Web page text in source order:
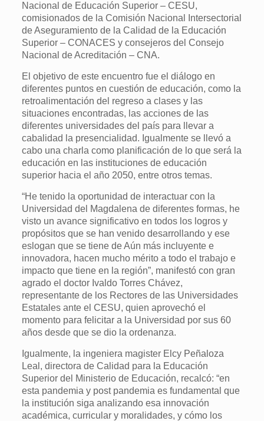
Nacional de Educación Superior – CESU,
comisionados de la Comisión Nacional Intersectorial
de Aseguramiento de la Calidad de la Educación
Superior – CONACES y consejeros del Consejo
Nacional de Acreditación – CNA.
El objetivo de este encuentro fue el diálogo en
diferentes puntos en cuestión de educación, como la
retroalimentación del regreso a clases y las
situaciones encontradas, las acciones de las
diferentes universidades del país para llevar a
cabalidad la presencialidad. Igualmente se llevó a
cabo una charla como planificación de lo que será la
educación en las instituciones de educación
superior hacia el año 2050, entre otros temas.
“He tenido la oportunidad de interactuar con la
Universidad del Magdalena de diferentes formas, he
visto un avance significativo en todos los logros y
propósitos que se han venido desarrollando y ese
eslogan que se tiene de Aún más incluyente e
innovadora, hacen mucho mérito a todo el trabajo e
impacto que tiene en la región”, manifestó con gran
agrado el doctor Ivaldo Torres Chávez,
representante de los Rectores de las Universidades
Estatales ante el CESU, quien aprovechó el
momento para felicitar a la Universidad por sus 60
años desde que se dio la ordenanza.
Igualmente, la ingeniera magister Elcy Peñaloza
Leal, directora de Calidad para la Educación
Superior del Ministerio de Educación, recalcó: “en
esta pandemia y post pandemia es fundamental que
la institución siga analizando esa innovación
académica, curricular y moralidades, y cómo los